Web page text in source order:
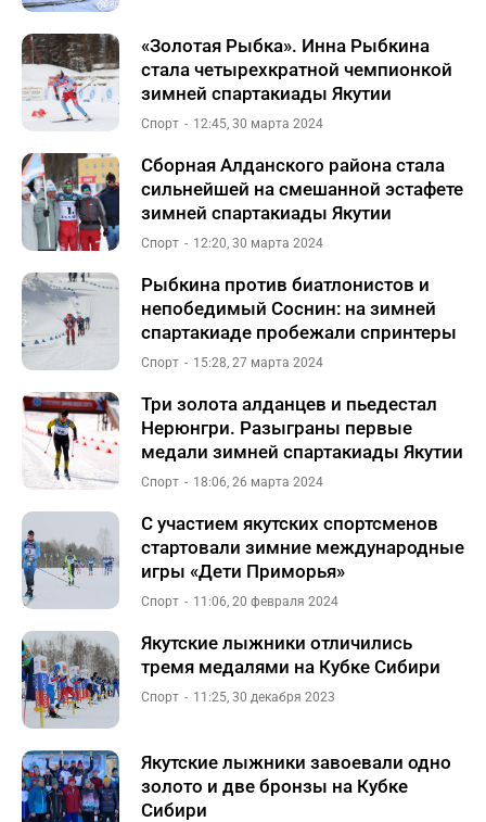
«Золотая Рыбка». Инна Рыбкина
стала четырехкратной чемпионкой
зимней спартакиады Якутии
Спорт 12:45, 30 марта 2024
Сборная Алданского района стала
сильнейшей на смешанной эстафете
зимней спартакиады Якутии
Спорт 12:20, 30 марта 2024
Рыбкина против биатлонистов и
непобедимый Соснин: на зимней
спартакиаде пробежали спринтеры
Спорт 15:28, 27 марта 2024
Три золота алданцев и пьедестал
Нерюнгри. Разыграны первые
медали зимней спартакиады Якутии
Спорт 18:06, 26 марта 2024
С участием якутских спортсменов
стартовали зимние международные
игры «Дети Приморья»
Спорт 11:06, 20 февраля 2024
Якутские лыжники отличились
тремя медалями на Кубке Сибири
Спорт 11:25, 30 декабря 2023
Якутские лыжники завоевали одно
золото и две бронзы на Кубке
Сибири